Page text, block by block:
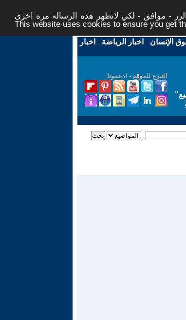
- موافق - لكي لاتظهر هذه الرسالة مرة اخرى -
This website uses cookies to ensure you get
الإنسان - اخبار الرياضة - اخبار
التبرع للموقع - ادعمونا
"